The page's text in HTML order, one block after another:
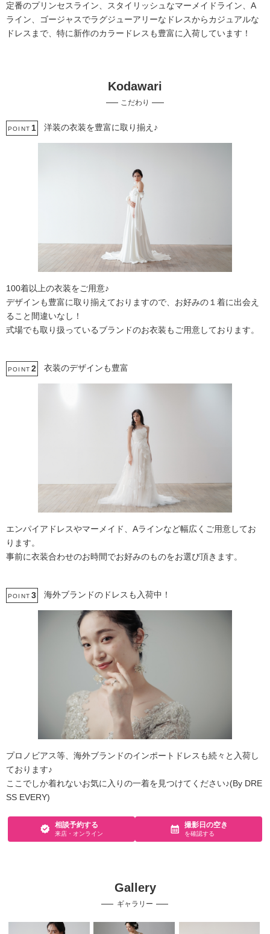
家族・友人と撮影
人気スポットでの撮影
マタニティフォト
豊富なドレス
3万円以下のプラン
庭園での撮影
定番のプリンセスライン、スタイリッシュなマーメイドライン、A
ライン、ゴージャスでラグジューアリーなドレスからカジュアルな
ドレスまで、特に新作のカラードレスも豊富に入荷しています！
Kodawari
こだわり
POINT 1 洋装の衣装を豊富に取り揃え♪
100着以上の衣装をご用意♪
デザインも豊富に取り揃えておりますので、お好みの１着に出会え
ること間違いなし！
式場でも取り扱っているブランドのお衣装もご用意しております。
POINT 2 衣装のデザインも豊富
エンパイアドレスやマーメイド、Aラインなど幅広くご用意してお
ります。
事前に衣装合わせのお時間でお好みのものをお選び頂きます。
POINT 3 海外ブランドのドレスも入荷中！
プロノビアス等、海外ブランドのインポートドレスも続々と入荷し
ております♪
ここでしか着れないお気に入りの一着を見つけてください♪(By DRE
SS EVERY)
相談予約する
来店・オンライン
撮影日の空き
を確認する
Gallery
ギャラリー